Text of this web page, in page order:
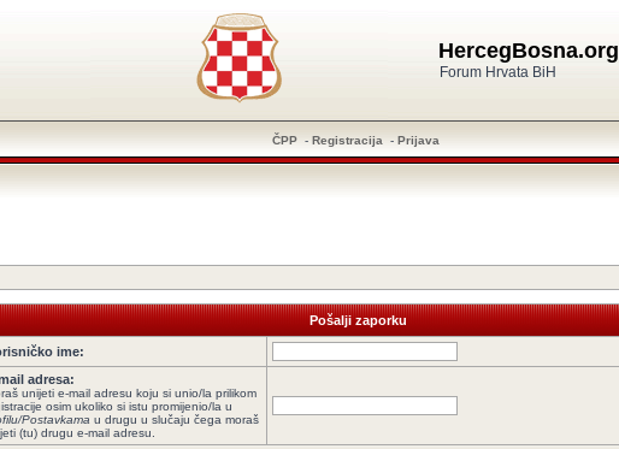
HercegBosna.org
Forum Hrvata BiH
ČPP - Registracija - Prijava
Pošalji zaporku
ime:
adresa:
unijeti e-mail adresu koju si unio/la prilikom
osim ukoliko si istu promijenio/la u
Postavkama u drugu u slučaju čega moraš
(tu) drugu e-mail adresu.